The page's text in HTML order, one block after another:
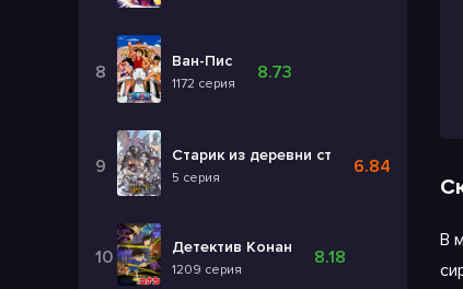
Ван-Пис
1172 серия
8.73
Старик из деревни становится Святым
5 серия
6.84
Детектив Конан
1209 серия
8.18
В